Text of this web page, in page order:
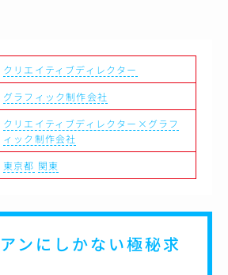
クリエイティブディレクター
グラフィック制作会社
クリエイティブディレクター×グラフ
ィック制作会社
東京都 関東
ンにしかない極秘求